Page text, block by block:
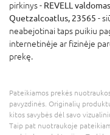
pirkinys - REVELL
Quetzalcoatlus, 23565 -
neabejotinai taps puikiu
internetinėje ar fizinėje
prekę.
Pateikiamos prekės
pavyzdinės. Originalių
kitos savybės dėl savo
Taip pat nuotraukoje